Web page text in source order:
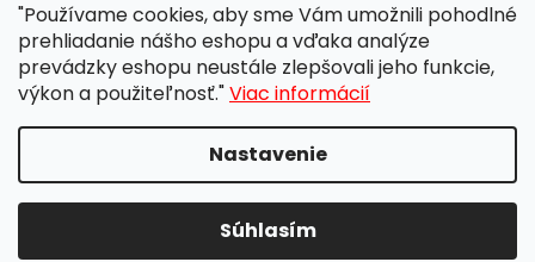
"Používame cookies, aby sme Vám umožnili pohodlné
prehliadanie nášho eshopu a vďaka analýze
prevádzky eshopu neustále zlepšovali jeho funkcie,
výkon a použiteľnosť."Viac informácií
Nastavenie
Súhlasím
E-shop: 0948 647 767
Vytvoril Shoptet
jednoduchyzivot.sk